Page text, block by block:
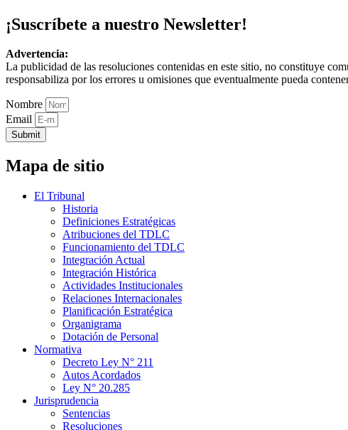
¡Suscríbete a nuestro Newsletter!
Advertencia:
La publicidad de las resoluciones contenidas en este sitio, no constituye
responsabiliza por los errores u omisiones que eventualmente pueda
Nombre
Email
Submit
Mapa de sitio
El Tribunal
Historia
Definiciones Estratégicas
Atribuciones del TDLC
Funcionamiento del TDLC
Integración Actual
Integración Histórica
Actividades Institucionales
Relaciones Internacionales
Planificación Estratégica
Organigrama
Dotación de Personal
Normativa
Decreto Ley N° 211
Autos Acordados
Ley N° 20.285
Jurisprudencia
Sentencias
Resoluciones